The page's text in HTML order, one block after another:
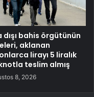
dışı bahis örgütünün
aklanan
lirayı 5 liralık
teslim almış
8, 2026